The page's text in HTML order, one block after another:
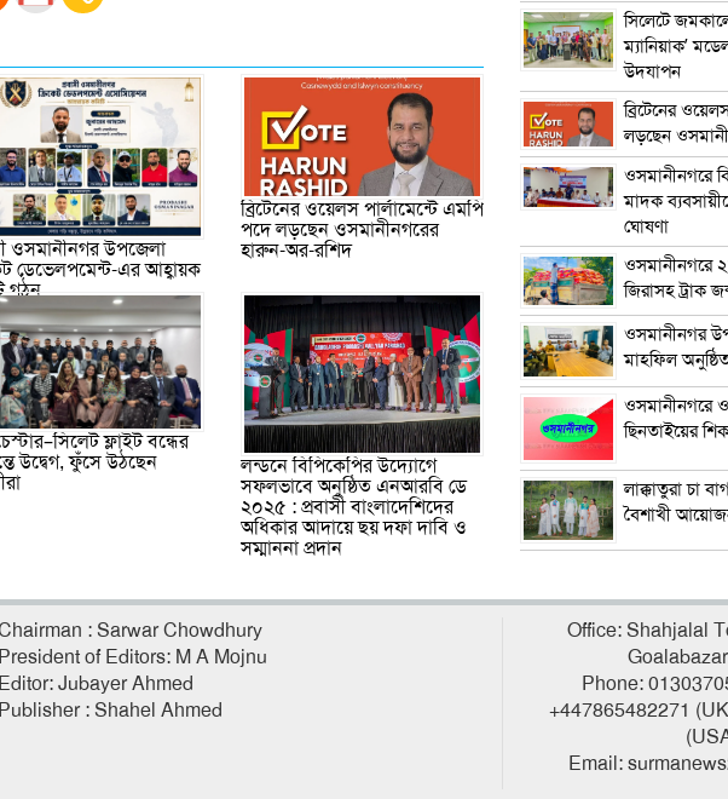
ওসমানীনগর উপজেলা
ডেভেলপমেন্ট-এর আহ্বায়ক
গঠন
ব্রিটেনের ওয়েলস পার্লামেন্টে এমপি
পদে লড়ছেন ওসমানীনগরের
হারুন-অর-রশিদ
ফ্লাইট বন্ধের
উদ্বেগ, ফুঁসে উঠছেন
লন্ডনে বিপিকেপির উদ্যোগে
সফলভাবে অনুষ্ঠিত এনআরবি ডে
২০২৫ : প্রবাসী বাংলাদেশিদের
অধিকার আদায়ে ছয় দফা দাবি ও
সম্মাননা প্রদান
সিলেটে
ম্যানিয়াক’
উদযাপন
ব্রিটেনের
লড়ছেন
ওসমানীনগরে
মাদক
ঘোষণা
ওসমানীনগরে
জিরাসহ ট্রাক
ওসমানীনগর
মাহফিল
ওসমানীনগরে
ছিনতাইয়ের
লাক্কাতুরা চা
বৈশাখী
: Sarwar Chowdhury
President of Editors: M A Mojnu
Editor: Jubayer Ahmed
Publisher : Shahel Ahmed
Office: Shahjalal
Phone:
+447865482271
Email: